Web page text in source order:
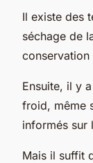
Il existe des
séchage de
Ensuite, il y
froid, même
informés sur
Mais il suffit